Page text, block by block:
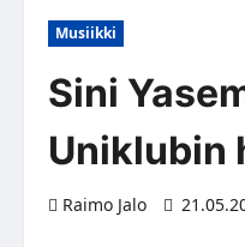
Musiikki
Sini
Uniklubin
Raimo Jalo